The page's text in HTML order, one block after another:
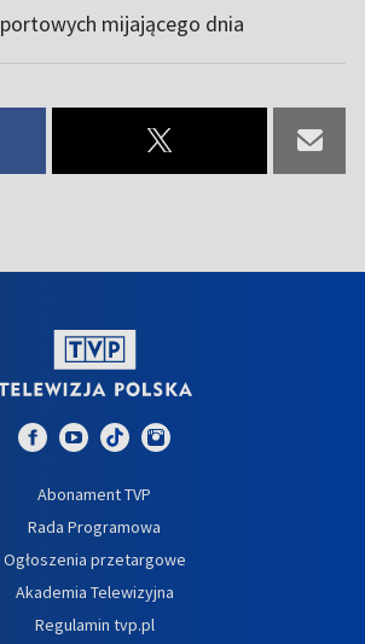
mijającego dnia
Abonament TVP
Rada Programowa
Ogłoszenia przetargowe
Akademia Telewizyjna
Regulamin tvp.pl